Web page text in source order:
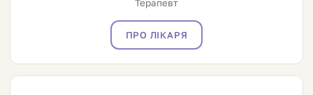
Терапевт
ПРО ЛІКАРЯ